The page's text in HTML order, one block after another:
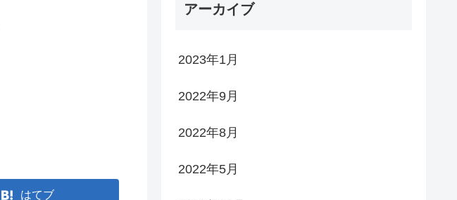
はてブ
アーカイブ
2023年1月
2022年9月
2022年8月
2022年5月